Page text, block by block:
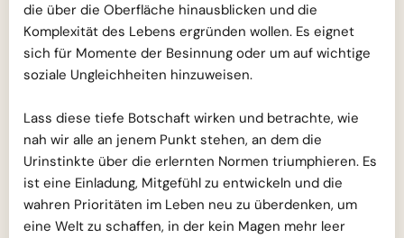
die über die Oberfläche hinausblicken und die
Komplexität des Lebens ergründen wollen. Es eignet
sich für Momente der Besinnung oder um auf wichtige
soziale Ungleichheiten hinzuweisen.
Lass diese tiefe Botschaft wirken und betrachte, wie
nah wir alle an jenem Punkt stehen, an dem die
Urinstinkte über die erlernten Normen triumphieren. Es
ist eine Einladung, Mitgefühl zu entwickeln und die
wahren Prioritäten im Leben neu zu überdenken, um
eine Welt zu schaffen, in der kein Magen mehr leer